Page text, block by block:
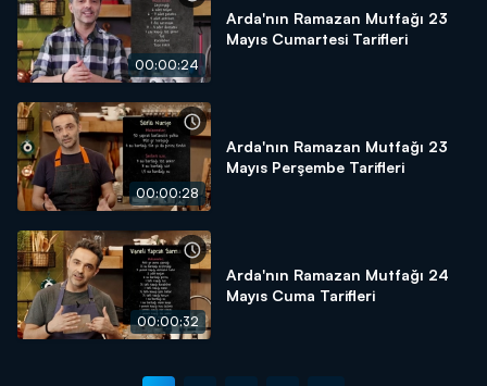
00:00:24
Arda'nın Ramazan Mutfağı 23
Mayıs Cumartesi Tarifleri
00:00:28
Arda'nın Ramazan Mutfağı 23
Mayıs Perşembe Tarifleri
00:00:32
Arda'nın Ramazan Mutfağı 24
Mayıs Cuma Tarifleri